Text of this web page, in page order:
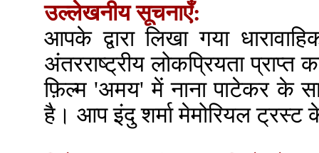
उल्लेखनीय सूचनाएँ:
आपके द्वारा लिखा गया
अंतरराष्ट्रीय लोकप्रियता
फ़िल्म 'अमय' में नाना पाटेकर के
है। आप इंदु शर्मा मेमोरियल